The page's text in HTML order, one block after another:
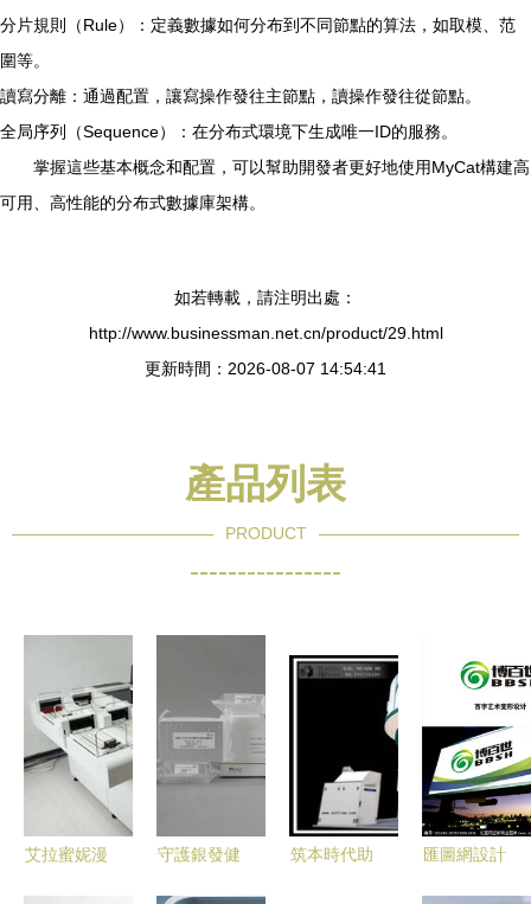
分片規則（Rule）：定義數據如何分布到不同節點的算法，如取模、范
圍等。
讀寫分離：通過配置，讓寫操作發往主節點，讀操作發往從節點。
全局序列（Sequence）：在分布式環境下生成唯一ID的服務。
掌握這些基本概念和配置，可以幫助開發者更好地使用MyCat構建高
可用、高性能的分布式數據庫架構。
如若轉載，請注明出處：
http://www.businessman.net.cn/product/29.html
更新時間：2026-08-07 14:54:41
產品列表
PRODUCT
----------------
艾拉蜜妮漫
守護銀發健
筑本時代助
匯圖網設計